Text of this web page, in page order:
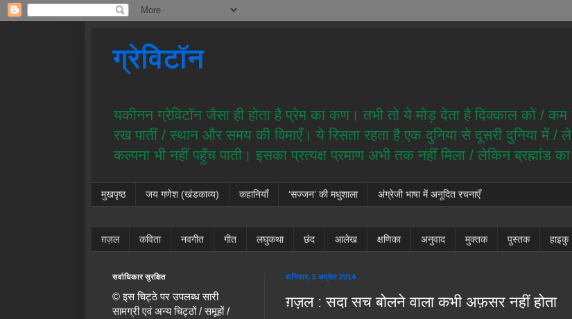
ग्रेविटॉन
यकीनन ग्रेविटॉन जैसा ही होता है प्रेम का कण। तभी तो ये मोड़ देता है दिक्काल को /
रख पातीं / स्थान और समय की विमाएँ। ये रिसता रहता है एक दुनिया से दूसरी दुनिया में
कल्पना भी नहीं पहुँच पाती। इसका प्रत्यक्ष प्रमाण अभी तक नहीं मिला / लेकिन
मुखपृष्ठ जय गणेश (खंडकाव्य) कहानियाँ ‘सज्जन’ की मधुशाला अंग्रेजी भाषा में अनूदित रचनाएँ
ग़ज़ल कविता नवगीत गीत लघुकथा छंद आलेख क्षणिका अनुवाद मुक्तक पुस्तक हाइकु
शनिवार, 5 अप्रैल 2014
ग़ज़ल : सदा सच बोलने वाला कभी अफ़सर नहीं होता
सर्वाधिकार सुरक्षित
© इस चिट्ठे पर उपलब्ध सारी
सामग्री एवं अन्य चिट्ठों / समूहों /